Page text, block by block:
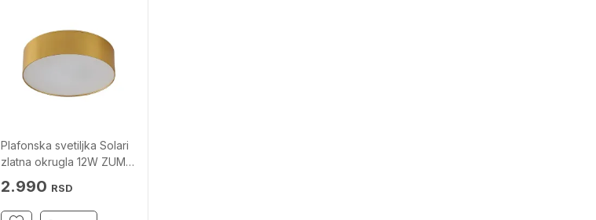
Plafonska svetiljka Solari
zlatna okrugla 12W ZUMA
LINE
2.990 RSD